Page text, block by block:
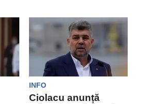
INFO
Ciolacu anunță